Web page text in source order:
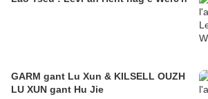
GARM gant Lu Xun & KILSELL OUZH
LU XUN gant Hu Jie